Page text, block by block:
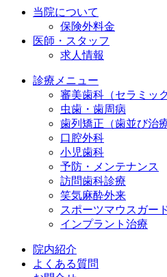
当院について
保険外料金
医師・スタッフ
求人情報
診療メニュー
審美歯科（セラミック
虫歯・歯周病
歯列矯正（歯並び治療
口腔外科
小児歯科
予防・メンテナンス
訪問歯科診療
笑気麻酔外来
スポーツマウスガー
インプラント治療
院内紹介
よくある質問